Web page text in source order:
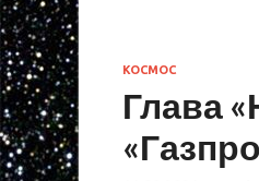
КОСМОС
Глава